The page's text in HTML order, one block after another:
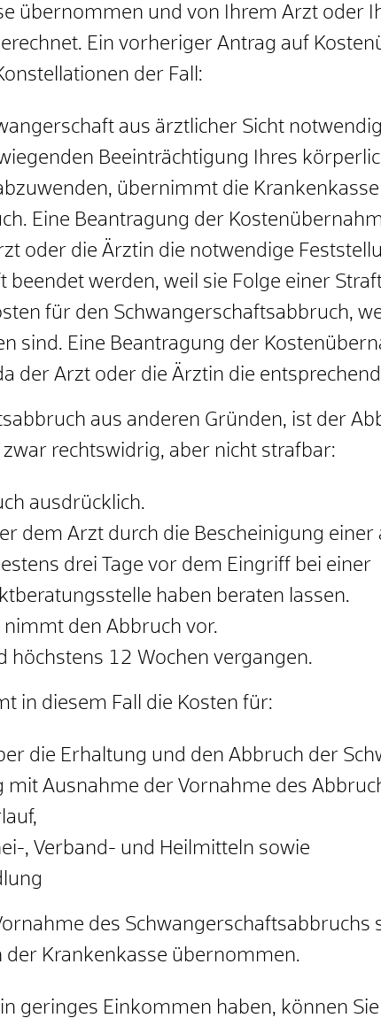
übernommen und von Ihrem Arzt oder
Ein vorheriger Antrag auf
der Fall:
aus ärztlicher Sicht
Beeinträchtigung Ihres
übernimmt die
Eine Beantragung der
oder die Ärztin die notwendige
beendet werden, weil sie Folge einer
für den Schwangerschaftsabbruch,
sind. Eine Beantragung der
der Arzt oder die Ärztin die
aus anderen Gründen, ist der
rechtswidrig, aber nicht strafbar:
ausdrücklich.
dem Arzt durch die Bescheinigung
drei Tage vor dem Eingriff bei einer
haben beraten lassen.
den Abbruch vor.
höchstens 12 Wochen vergangen.
in diesem Fall die Kosten für:
die Erhaltung und den Abbruch der
mit Ausnahme der Vornahme des
, Verband- und Heilmitteln sowie
des
der Krankenkasse übernommen.
geringes Einkommen haben, können